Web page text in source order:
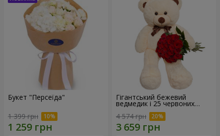
Букет "Персеїда"
1 399 грн
Гігантський бежевий
ведмедик і 25 червоних
троянд
4 574 грн